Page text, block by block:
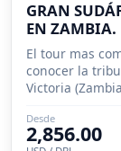
GRAN
EN ZAMBIA.
El tour mas
conocer la
Victoria
Desde
2,856.00